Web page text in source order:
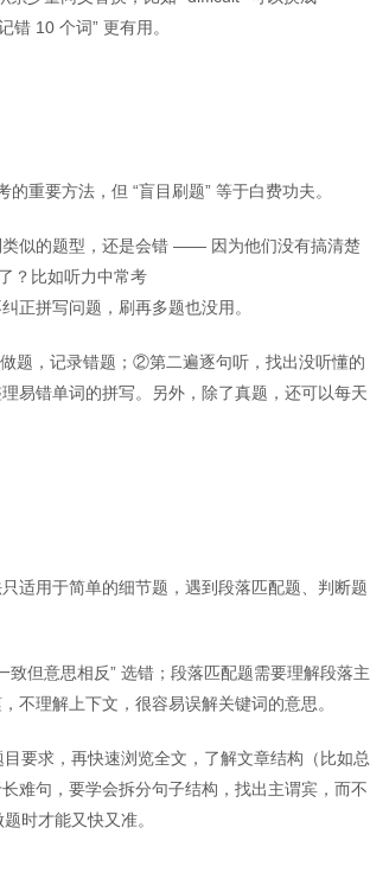
错 10 个词” 更有用。
重要方法，但 “盲目刷题” 等于白费功夫。
类似的题型，还是会错 —— 因为他们没有搞清楚
？比如听力中常考
正拼写问题，刷再多题也没用。
题，记录错题；②第二遍逐句听，找出没听懂的
易错单词的拼写。另外，除了真题，还可以每天
适用于简单的细节题，遇到段落匹配题、判断题
致但意思相反” 选错；段落匹配题需要理解段落主
不理解上下文，很容易误解关键词的意思。
要求，再快速浏览全文，了解文章结构（比如总
难句，要学会拆分句子结构，找出主谓宾，而不
时才能又快又准。